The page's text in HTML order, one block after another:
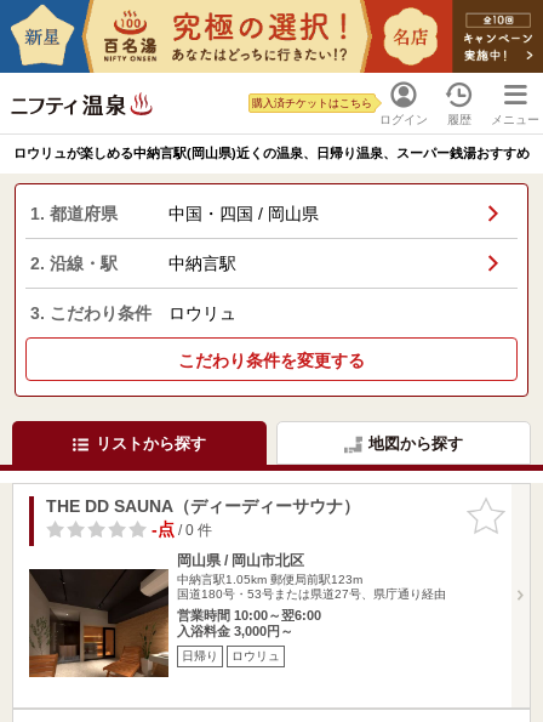
ログイン
購入済チケットはこちら
履歴 メニュー
ロウリュが楽しめる中納言駅(岡山県)近くの温泉、日帰り温泉、スーパー銭湯おすすめ
1. 都道府県 中国・四国 / 岡山県
2. 沿線・駅 中納言駅
3. こだわり条件 ロウリュ
こだわり条件を変更する
リストから探す 地図から探す
お気に入
りに追加
THE DD SAUNA（ディーディーサウナ）
-点/ 0 件
岡山県 / 岡山市北区
中納言駅1.05km 郵便局前駅123m
国道180号・53号または県道27号、県庁通り経由
営業時間 10:00～翌6:00
入浴料金 3,000円～
日帰り ロウリュ